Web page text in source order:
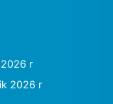
r
2026 r